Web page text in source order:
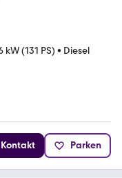
kW (131 PS) • Diesel
Kontakt Parken